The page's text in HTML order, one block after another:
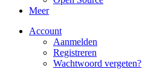
Meer
Account
Aanmelden
Registreren
Wachtwoord vergeten?